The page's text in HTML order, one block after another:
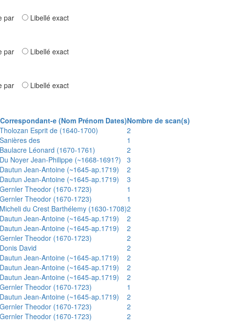
par Libellé exact
par Libellé exact
par Libellé exact
Correspondant-e (Nom Prénom Dates)Nombre de scan(s)
Tholozan Esprit de (1640-1700)
2
Sanières des
1
Baulacre Léonard (1670-1761)
2
Du Noyer Jean-Philippe (~1668-1691?)
3
Dautun Jean-Antoine (~1645-ap.1719)
2
Dautun Jean-Antoine (~1645-ap.1719)
3
Gernler Theodor (1670-1723)
1
Gernler Theodor (1670-1723)
1
Micheli du Crest Barthélemy (1630-1708)2
Dautun Jean-Antoine (~1645-ap.1719)
2
Dautun Jean-Antoine (~1645-ap.1719)
2
Gernler Theodor (1670-1723)
2
Donis David
2
Dautun Jean-Antoine (~1645-ap.1719)
2
Dautun Jean-Antoine (~1645-ap.1719)
2
Dautun Jean-Antoine (~1645-ap.1719)
2
Gernler Theodor (1670-1723)
1
Dautun Jean-Antoine (~1645-ap.1719)
2
Gernler Theodor (1670-1723)
2
Gernler Theodor (1670-1723)
2